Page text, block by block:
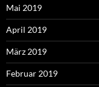
Mai 2019
April 2019
März 2019
Februar 2019